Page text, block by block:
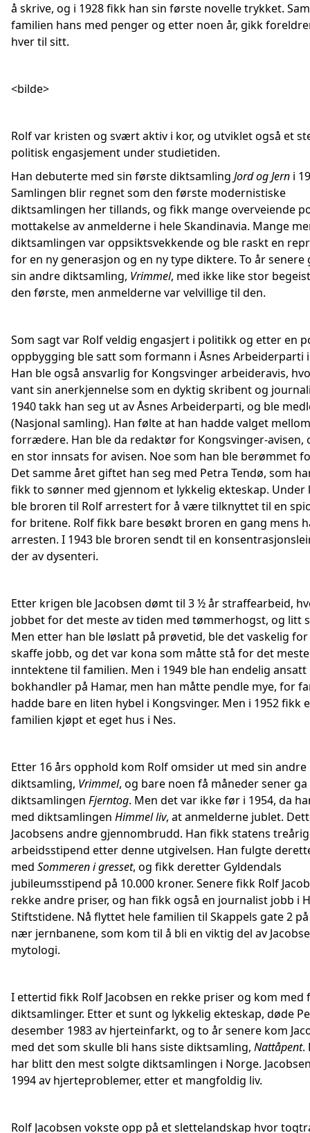
å skrive, og i 1928 fikk han sin første novelle trykket.
familien hans med penger og etter noen år, gikk
hver til sitt.
<bilde>
Rolf var kristen og svært aktiv i kor, og utviklet også et
politisk engasjement under studietiden.
Han debuterte med sin første diktsamling Jord og Jern i
Samlingen blir regnet som den første modernistiske
diktsamlingen her tillands, og fikk mange overveiende
mottakelse av anmelderne i hele Skandinavia. Mange
diktsamlingen var oppsiktsvekkende og ble raskt en
for en ny generasjon og en ny type diktere. To år senere
sin andre diktsamling, Vrimmel, med ikke like stor
den første, men anmelderne var velvillige til den.
Som sagt var Rolf veldig engasjert i politikk og etter en
oppbygging ble satt som formann i Åsnes Arbeiderparti i
Han ble også ansvarlig for Kongsvinger arbeideravis,
vant sin anerkjennelse som en dyktig skribent og
1940 takk han seg ut av Åsnes Arbeiderparti, og ble
(Nasjonal samling). Han følte at han hadde valget
forrædere. Han ble da redaktør for Kongsvinger-avisen,
en stor innsats for avisen. Noe som han ble berømmet
Det samme året giftet han seg med Petra Tendø, som
fikk to sønner med gjennom et lykkelig ekteskap. Under
ble broren til Rolf arrestert for å være tilknyttet til en
for britene. Rolf fikk bare besøkt broren en gang mens
arresten. I 1943 ble broren sendt til en
der av dysenteri.
Etter krigen ble Jacobsen dømt til 3 ½ år straffearbeid,
jobbet for det meste av tiden med tømmerhogst, og litt
Men etter han ble løslatt på prøvetid, ble det vaskelig for
skaffe jobb, og det var kona som måtte stå for det
inntektene til familien. Men i 1949 ble han endelig ansatt
bokhandler på Hamar, men han måtte pendle mye, for
hadde bare en liten hybel i Kongsvinger. Men i 1952 fikk
familien kjøpt et eget hus i Nes.
Etter 16 års opphold kom Rolf omsider ut med sin andre
diktsamling, Vrimmel, og bare noen få måneder sener
diktsamlingen Fjerntog. Men det var ikke før i 1954, da
med diktsamlingen Himmel liv, at anmelderne jublet.
Jacobsens andre gjennombrudd. Han fikk statens
arbeidsstipend etter denne utgivelsen. Han fulgte
med Sommeren i gresset, og fikk deretter Gyldendals
jubileumsstipend på 10.000 kroner. Senere fikk Rolf
rekke andre priser, og han fikk også en journalist jobb i
Stiftstidene. Nå flyttet hele familien til Skappels gate 2 på
nær jernbanene, som kom til å bli en viktig del av
mytologi.
I ettertid fikk Rolf Jacobsen en rekke priser og kom med
diktsamlinger. Etter et sunt og lykkelig ekteskap, døde
desember 1983 av hjerteinfarkt, og to år senere kom
med det som skulle bli hans siste diktsamling, Nattåpent.
har blitt den mest solgte diktsamlingen i Norge.
1994 av hjerteproblemer, etter et mangfoldig liv.
Rolf Jacobsen vokste opp på et slettelandskap hvor